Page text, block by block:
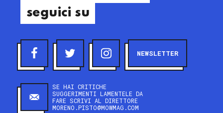
seguici su
NEWSLETTER
SE HAI CRITICHE
SUGGERIMENTI LAMENTELE DA
FARE SCRIVI AL DIRETTORE
MORENO.PISTO@MOWMAG.COM